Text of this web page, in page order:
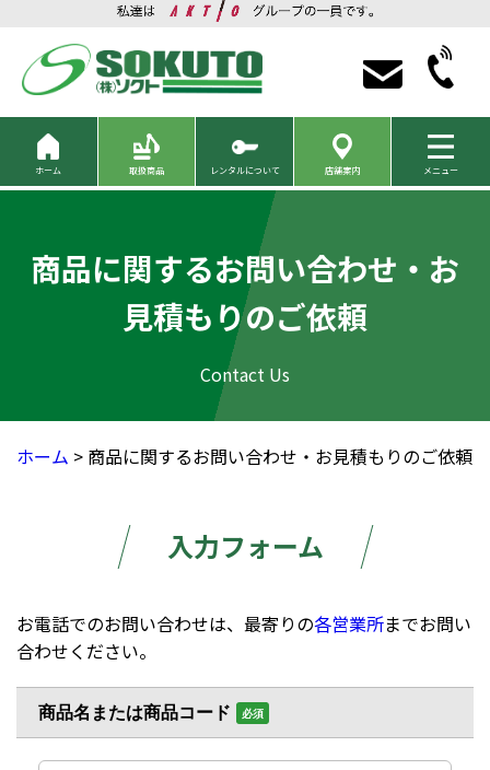
ホーム 取扱商品 レンタルについて 店舗案内 メニュー
商品に関するお問い合わせ・お
見積もりのご依頼
ホーム > 商品に関するお問い合わせ・お見積もりのご依頼
入力フォーム
お電話でのお問い合わせは、最寄りの各営業所までお問い
合わせください。
商品名または商品コード 必須